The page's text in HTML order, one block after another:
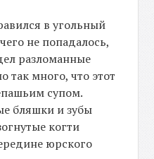
в угольный
не попадалось,
разломанные
так много, что этот
супом.
бляшки и зубы
когти
юрского